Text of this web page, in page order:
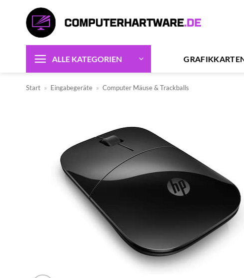
springen
ALLE KATEGORIEN
Start » Eingabegeräte » Computer Mäuse & Trackballs